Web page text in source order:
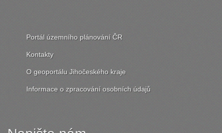
Portál územního plánování ČR
Kontakty
O geoportálu Jihočeského kraje
Informace o zpracování osobních údajů